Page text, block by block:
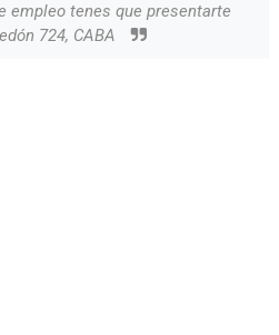
empleo tenes que presentarte
724, CABA